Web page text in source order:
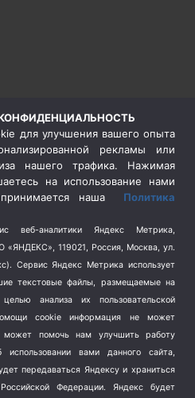
(404)
для улучшения вашего опыта
рекламы или
нашего трафика. Нажимая
на использование нами
наша Политика
веб-аналитики Яндекс Метрика,
«ЯНДЕКС», 119021, Россия, Москва, ул.
Сервис Яндекс Метрика использует
текстовые файлы, размещаемые на
анализа их пользовательской
cookie информация не может
может помочь нам улучшить работу
вами данного сайта,
передаваться Яндексу и храниться
Федерации. Яндекс будет